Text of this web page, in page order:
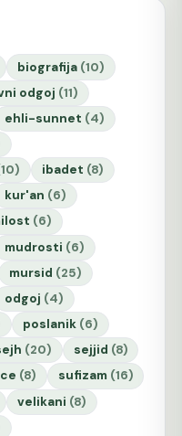
biografija (10)
odgoj (11)
ehli-sunnet (4)
ibadet (8)
kur'an (6)
(6)
mudrosti (6)
mursid (25)
odgoj (4)
poslanik (6)
(20) sejjid (8)
(8) sufizam (16)
velikani (8)